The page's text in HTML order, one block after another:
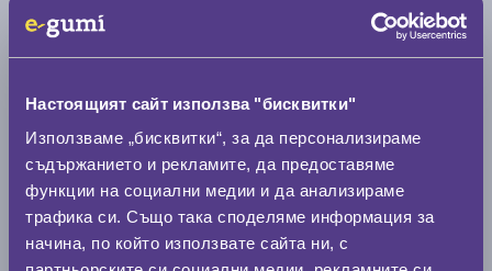
Настоящият сайт използва "бисквитки"
Използваме „бисквитки“, за да персонализираме
съдържанието и рекламите, да предоставяме
функции на социални медии и да анализираме
трафика си. Също така споделяме информация за
начина, по който използвате сайта ни, с
Нов размер